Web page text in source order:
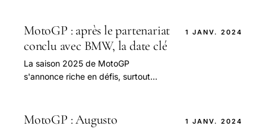
MotoGP : après le partenariat
conclu avec BMW, la date clé
La saison 2025 de MotoGP
s'annonce riche en défis, surtout
1 JANV. 2024
MotoGP : Augusto
1 JANV. 2024